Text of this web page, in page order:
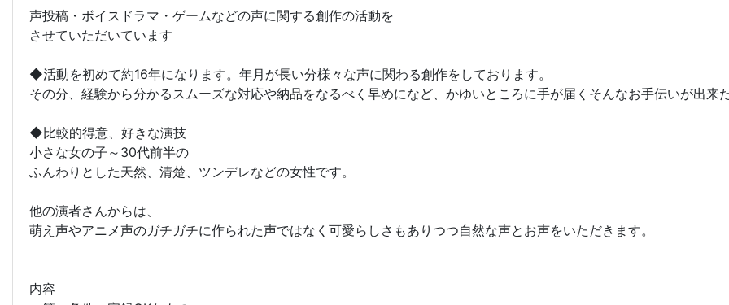
声投稿・ボイスドラマ・ゲームなどの声に関する創作の活動を
させていただいています
◆活動を初めて約16年になります。年月が長い分様々な声に関わる創作をしております。
その分、経験から分かるスムーズな対応や納品をなるべく早めになど、かゆいところに手が届くそんなお手伝いが出来
◆比較的得意、好きな演技
小さな女の子～30代前半の
ふんわりとした天然、清楚、ツンデレなどの女性です。
他の演者さんからは、
萌え声やアニメ声のガチガチに作られた声ではなく可愛らしさもありつつ自然な声とお声をいただきます。
内容